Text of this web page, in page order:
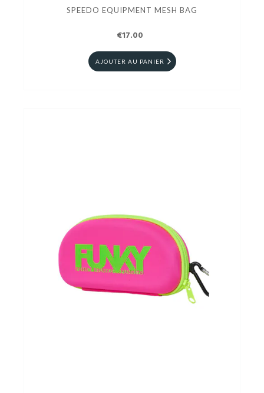
SPEEDO EQUIPMENT MESH BAG
€17.00
AJOUTER AU PANIER